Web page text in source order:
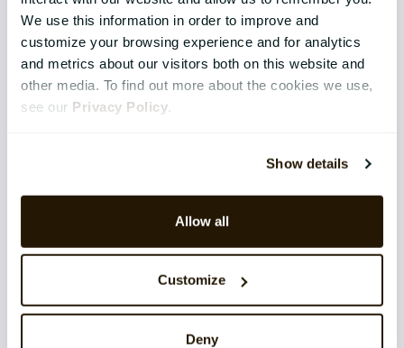
We use this information in order to improve and
customize your browsing experience and for analytics
and metrics about our visitors both on this website and
other media. To find out more about the cookies we use,
see our Privacy Policy.
Show details
Allow all
Customize
Deny
Core HR Management
Continuous Performance
Competence & Learning
Rekruttering
TEKNOLOGI & TJENESTER
Implementering